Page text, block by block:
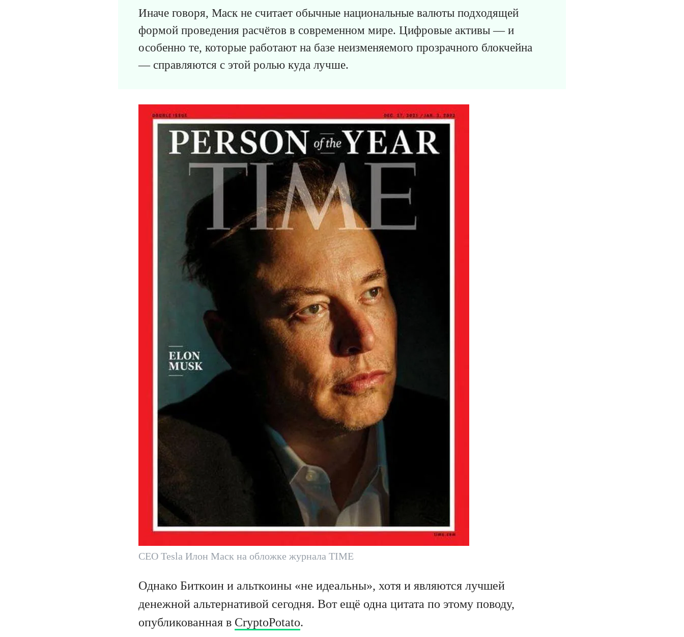
Иначе говоря, Маск не считает обычные национальные валюты подходящей
формой проведения расчётов в современном мире. Цифровые активы — и
особенно те, которые работают на базе неизменяемого прозрачного блокчейна
— справляются с этой ролью куда лучше.
CEO Tesla Илон Маск на обложке журнала TIME
Однако Биткоин и альткоины «не идеальны», хотя и являются лучшей
денежной альтернативой сегодня. Вот ещё одна цитата по этому поводу,
опубликованная в CryptoPotato.